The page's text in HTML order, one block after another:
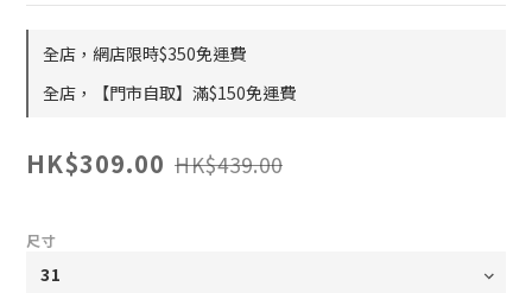
全店，網店限時$350免運費
全店，【門市自取】滿$150免運費
HK$309.00 HK$439.00
尺寸